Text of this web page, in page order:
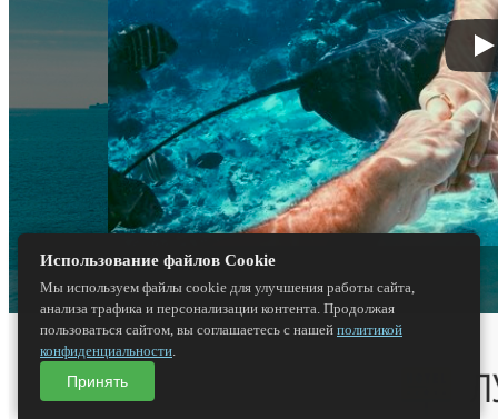
Использование файлов Cookie
Мы используем файлы cookie для улучшения работы сайта,
анализа трафика и персонализации контента. Продолжая
пользоваться сайтом, вы соглашаетесь с нашей политикой
конфиденциальности.
Принять